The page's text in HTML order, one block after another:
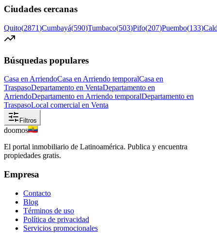
Ciudades cercanas
Quito(2871)Cumbayá(590)Tumbaco(503)Pifo(207)Puembo(133)
Búsquedas populares
Casa en ArriendoCasa en Arriendo temporalCasa en
TraspasoDepartamento en VentaDepartamento en
ArriendoDepartamento en Arriendo temporalDepartamento en
TraspasoLocal comercial en Venta
Filtros
doomos
El portal inmobiliario de Latinoamérica. Publica y encuentra
propiedades gratis.
Empresa
Contacto
Blog
Términos de uso
Política de privacidad
Servicios promocionales